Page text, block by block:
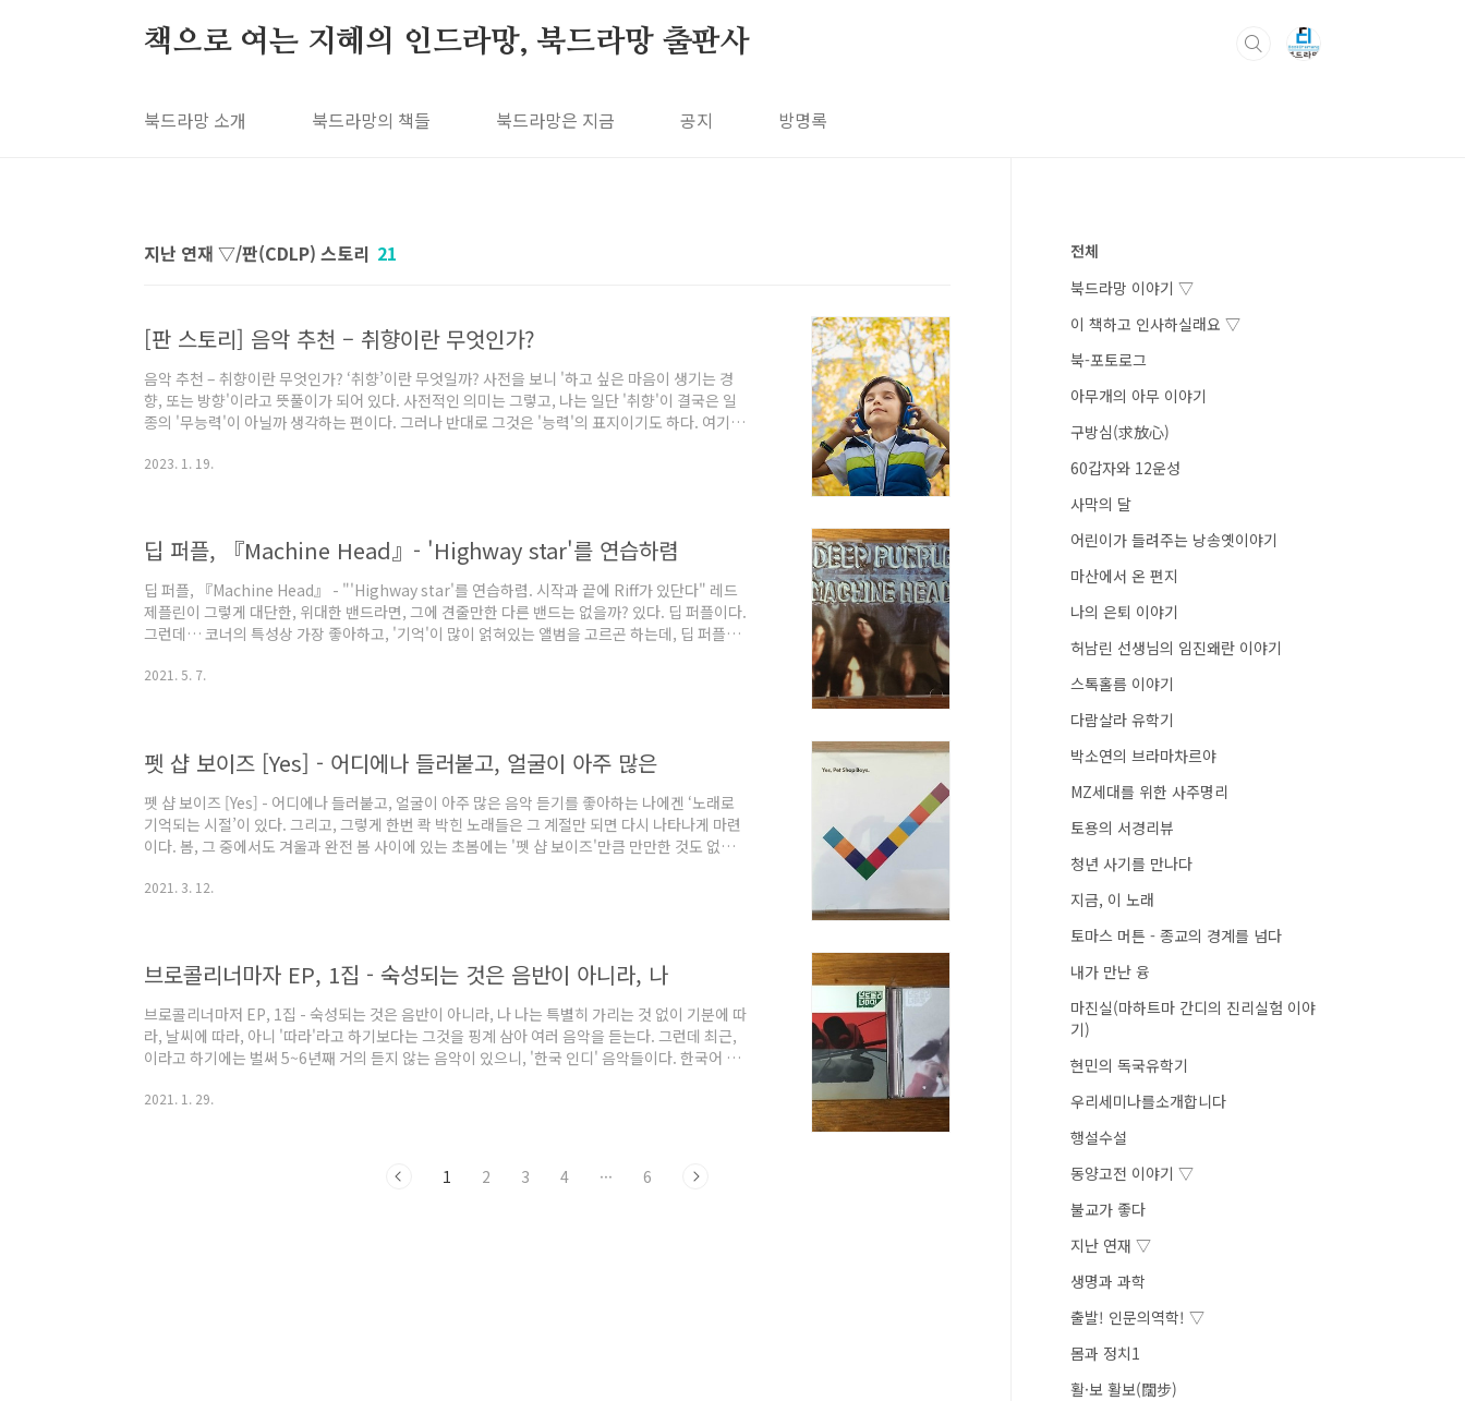
책으로 여는 지혜의 인드라망, 북드라망 출판사
북드라망 소개 북드라망의 책들 북드라망은 지금 공지 방명록
지난 연재 ▽/판(CDLP) 스토리 21
[판 스토리] 음악 추천 – 취향이란 무엇인가?
음악 추천 – 취향이란 무엇인가? ‘취향’이란 무엇일까? 사전을 보니 '하고 싶은 마음이 생기는 경
향, 또는 방향'이라고 뜻풀이가 되어 있다. 사전적인 의미는 그렇고, 나는 일단 '취향'이 결국은 일
종의 '무능력'이 아닐까 생각하는 편이다. 그러나 반대로 그것은 '능력'의 표지이기도 하다. 여기엔
지만, 어떤 점에서는 '선호'에 종속되는 무능력이기도 하다는 것이다. 그렇다면 '취향'은 극복될 필
2023. 1. 19.
딥 퍼플, 『Machine Head』- 'Highway star'를 연습하렴
딥 퍼플, 『Machine Head』 - "'Highway star'를 연습하렴. 시작과 끝에 Riff가 있단다" 레드
제플린이 그렇게 대단한, 위대한 밴드라면, 그에 견줄만한 다른 밴드는 없을까? 있다. 딥 퍼플이다.
그런데… 코너의 특성상 가장 좋아하고, '기억'이 많이 얽혀있는 앨범을 고르곤 하는데, 딥 퍼플의
럼에도 불구하고, 굳이 『Machine Head』 음반을 고른 이유가 있다. 특별한 무언가가 있는 것은
2021. 5. 7.
펫 샵 보이즈 [Yes] - 어디에나 들러붙고, 얼굴이 아주 많은
펫 샵 보이즈 [Yes] - 어디에나 들러붙고, 얼굴이 아주 많은 음악 듣기를 좋아하는 나에겐 ‘노래로
기억되는 시절’이 있다. 그리고, 그렇게 한번 콱 박힌 노래들은 그 계절만 되면 다시 나타나게 마련
이다. 봄, 그 중에서도 겨울과 완전 봄 사이에 있는 초봄에는 '펫 샵 보이즈'만큼 만만한 것도 없다.
가 '씐나는' 노래를 찾다보니 여기까지 흘러왔달까. 재미있는 것은 펫샵보이즈를 듣기 전에도 '씐
2021. 3. 12.
브로콜리너마자 EP, 1집 - 숙성되는 것은 음반이 아니라, 나
브로콜리너마저 EP, 1집 - 숙성되는 것은 음반이 아니라, 나 나는 특별히 가리는 것 없이 기분에 따
라, 날씨에 따라, 아니 '따라'라고 하기보다는 그것을 핑계 삼아 여러 음악을 듣는다. 그런데 최근,
이라고 하기에는 벌써 5~6년째 거의 듣지 않는 음악이 있으니, '한국 인디' 음악들이다. 한국어 가
이나 걸그룹 노래들을 듣기도 한다.(어흠) 그러니까 짐작할 수 있겠지만, 한국 인디 음악들을 거의
2021. 1. 29.
1 2 3 4 ··· 6
전체
북드라망 이야기 ▽
이 책하고 인사하실래요 ▽
북-포토로그
아무개의 아무 이야기
구방심(求放心)
60갑자와 12운성
사막의 달
어린이가 들려주는 낭송옛이야기
마산에서 온 편지
나의 은퇴 이야기
허남린 선생님의 임진왜란 이야기
스톡홀름 이야기
다람살라 유학기
박소연의 브라마차르야
MZ세대를 위한 사주명리
토용의 서경리뷰
청년 사기를 만나다
지금, 이 노래
토마스 머튼 - 종교의 경계를 넘다
내가 만난 융
마진실(마하트마 간디의 진리실험 이야
기)
현민의 독국유학기
우리세미나를소개합니다
행설수설
동양고전 이야기 ▽
불교가 좋다
지난 연재 ▽
생명과 과학
출발! 인문의역학! ▽
몸과 정치1
활·보 활보(闊步)